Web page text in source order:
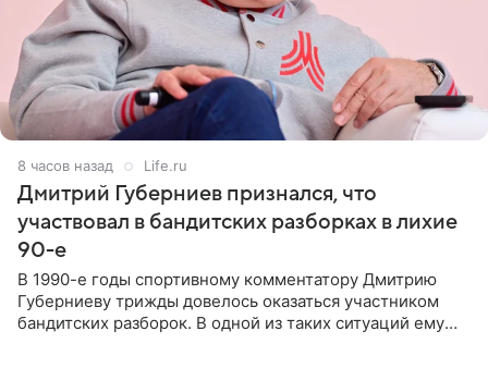
8 часов назад Life.ru
Дмитрий Губерниев признался, что
участвовал в бандитских разборках в лихие
90-е
В 1990-е годы спортивному комментатору Дмитрию
Губерниеву трижды довелось оказаться участником
бандитских разборок. В одной из таких ситуаций ему